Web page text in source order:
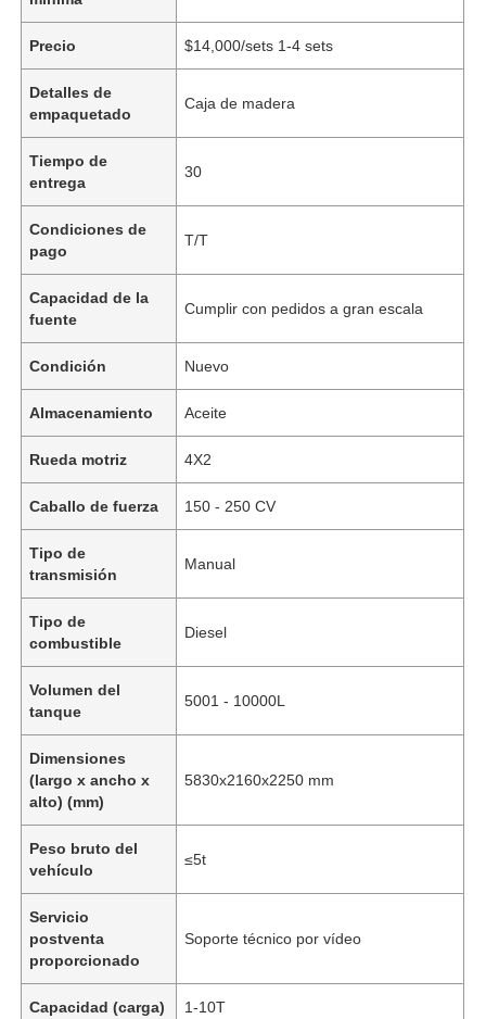
Precio $14,000/sets 1-4 sets
Detalles de
empaquetado
Caja de madera
Tiempo de
entrega
30
Condiciones de
pago
T/T
Capacidad de la
fuente
Cumplir con pedidos a gran escala
Condición Nuevo
Almacenamiento Aceite
Rueda motriz 4X2
Caballo de fuerza 150 - 250 CV
Tipo de
transmisión
Manual
Tipo de
combustible
Diesel
Volumen del
tanque
5001 - 10000L
Dimensiones
(largo x ancho x
alto) (mm)
5830x2160x2250 mm
Peso bruto del
vehículo
≤5t
Servicio
postventa
proporcionado
Soporte técnico por vídeo
Capacidad (carga) 1-10T